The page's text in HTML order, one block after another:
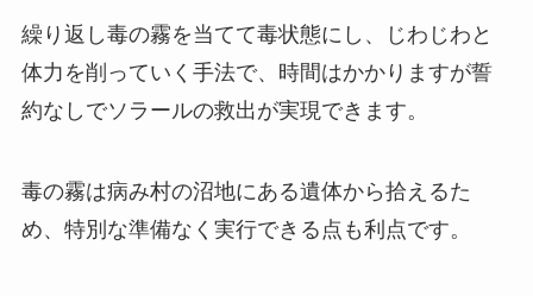
繰り返し毒の霧を当てて毒状態にし、じわじわと
体力を削っていく手法で、時間はかかりますが誓
約なしでソラールの救出が実現できます。
毒の霧は病み村の沼地にある遺体から拾えるた
め、特別な準備なく実行できる点も利点です。